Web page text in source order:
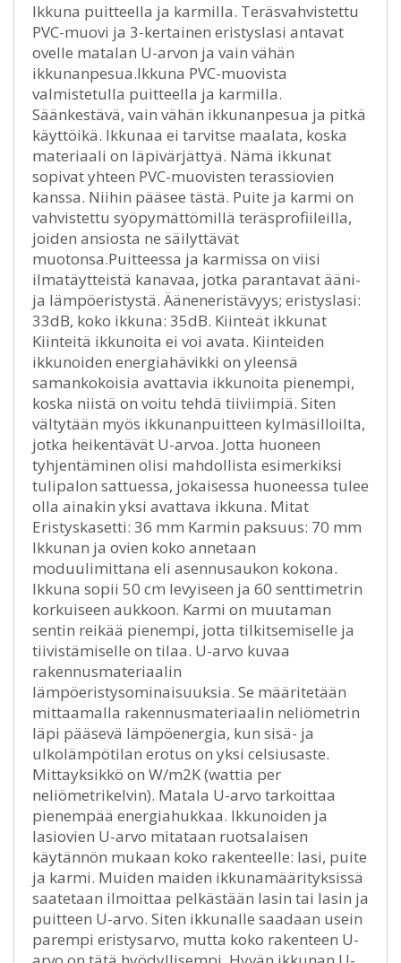
Ikkuna puitteella ja karmilla. Teräsvahvistettu
PVC-muovi ja 3-kertainen eristyslasi antavat
ovelle matalan U-arvon ja vain vähän
ikkunanpesua.Ikkuna PVC-muovista
valmistetulla puitteella ja karmilla.
Säänkestävä, vain vähän ikkunanpesua ja pitkä
käyttöikä. Ikkunaa ei tarvitse maalata, koska
materiaali on läpivärjättyä. Nämä ikkunat
sopivat yhteen PVC-muovisten terassiovien
kanssa. Niihin pääsee tästä. Puite ja karmi on
vahvistettu syöpymättömillä teräsprofiileilla,
joiden ansiosta ne säilyttävät
muotonsa.Puitteessa ja karmissa on viisi
ilmatäytteistä kanavaa, jotka parantavat ääni-
ja lämpöeristystä. Ääneneristävyys; eristyslasi:
33dB, koko ikkuna: 35dB. Kiinteät ikkunat
Kiinteitä ikkunoita ei voi avata. Kiinteiden
ikkunoiden energiahävikki on yleensä
samankokoisia avattavia ikkunoita pienempi,
koska niistä on voitu tehdä tiiviimpiä. Siten
vältytään myös ikkunanpuitteen kylmäsilloilta,
jotka heikentävät U-arvoa. Jotta huoneen
tyhjentäminen olisi mahdollista esimerkiksi
tulipalon sattuessa, jokaisessa huoneessa tulee
olla ainakin yksi avattava ikkuna. Mitat
Eristyskasetti: 36 mm Karmin paksuus: 70 mm
Ikkunan ja ovien koko annetaan
moduulimittana eli asennusaukon kokona.
Ikkuna sopii 50 cm levyiseen ja 60 senttimetrin
korkuiseen aukkoon. Karmi on muutaman
sentin reikää pienempi, jotta tilkitsemiselle ja
tiivistämiselle on tilaa. U-arvo kuvaa
rakennusmateriaalin
lämpöeristysominaisuuksia. Se määritetään
mittaamalla rakennusmateriaalin neliömetrin
läpi pääsevä lämpöenergia, kun sisä- ja
ulkolämpötilan erotus on yksi celsiusaste.
Mittayksikkö on W/m2K (wattia per
neliömetrikelvin). Matala U-arvo tarkoittaa
pienempää energiahukkaa. Ikkunoiden ja
lasiovien U-arvo mitataan ruotsalaisen
käytännön mukaan koko rakenteelle: lasi, puite
ja karmi. Muiden maiden ikkunamäärityksissä
saatetaan ilmoittaa pelkästään lasin tai lasin ja
puitteen U-arvo. Siten ikkunalle saadaan usein
parempi eristysarvo, mutta koko rakenteen U-